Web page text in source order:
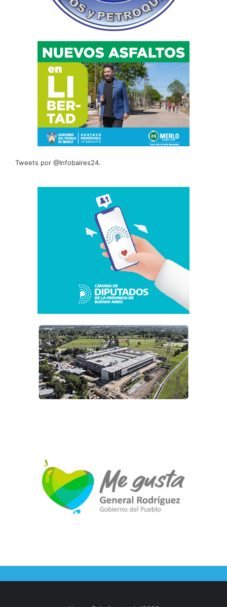
Tweets por @Infobaires24.